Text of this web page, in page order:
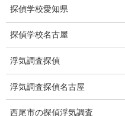
猫の捜索調査料金
浮気調査教室
報告書サンプル
調査事例
お礼の言葉
探偵学校愛知県
探偵学校名古屋
浮気調査探偵
浮気調査探偵名古屋
西尾市の探偵浮気調査